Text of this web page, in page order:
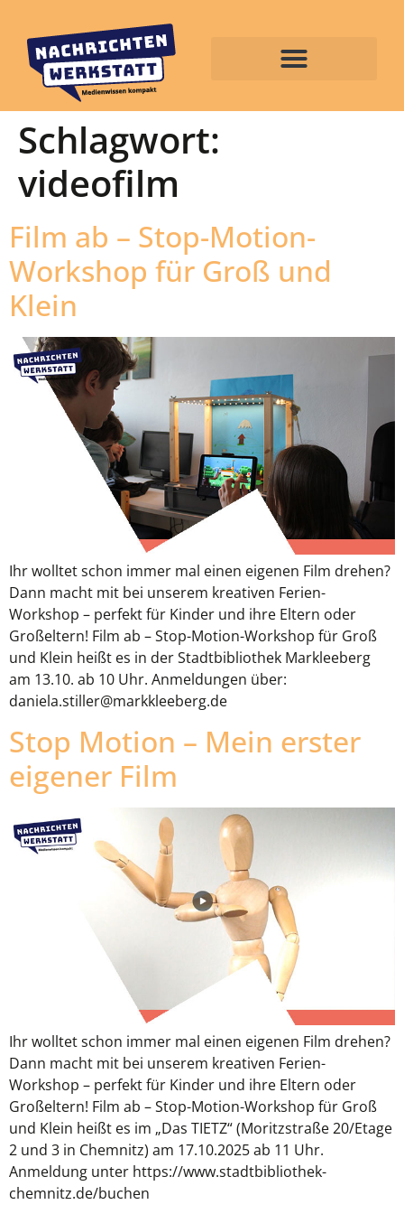
Schlagwort:
videofilm
Film ab – Stop-Motion-
Workshop für Groß und
Klein
Ihr wolltet schon immer mal einen eigenen Film drehen?
Dann macht mit bei unserem kreativen Ferien-
Workshop – perfekt für Kinder und ihre Eltern oder
Großeltern! Film ab – Stop-Motion-Workshop für Groß
und Klein heißt es in der Stadtbibliothek Markleeberg
am 13.10. ab 10 Uhr. Anmeldungen über:
daniela.stiller@markkleeberg.de
Stop Motion – Mein erster
eigener Film
Ihr wolltet schon immer mal einen eigenen Film drehen?
Dann macht mit bei unserem kreativen Ferien-
Workshop – perfekt für Kinder und ihre Eltern oder
Großeltern! Film ab – Stop-Motion-Workshop für Groß
und Klein heißt es im „Das TIETZ“ (Moritzstraße 20/Etage
2 und 3 in Chemnitz) am 17.10.2025 ab 11 Uhr.
Anmeldung unter https://www.stadtbibliothek-
chemnitz.de/buchen